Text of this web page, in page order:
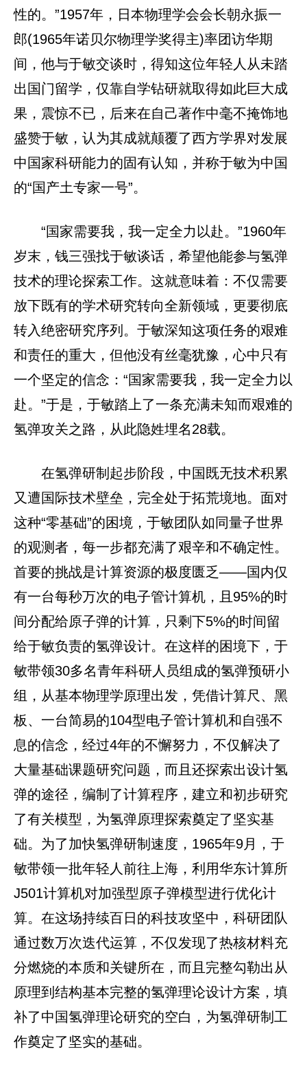
性的。”1957年，日本物理学会会长朝永振一
郎(1965年诺贝尔物理学奖得主)率团访华期
间，他与于敏交谈时，得知这位年轻人从未踏
出国门留学，仅靠自学钻研就取得如此巨大成
果，震惊不已，后来在自己著作中毫不掩饰地
盛赞于敏，认为其成就颠覆了西方学界对发展
中国家科研能力的固有认知，并称于敏为中国
的“国产土专家一号”。
“国家需要我，我一定全力以赴。”1960年
岁末，钱三强找于敏谈话，希望他能参与氢弹
技术的理论探索工作。这就意味着：不仅需要
放下既有的学术研究转向全新领域，更要彻底
转入绝密研究序列。于敏深知这项任务的艰难
和责任的重大，但他没有丝毫犹豫，心中只有
一个坚定的信念：“国家需要我，我一定全力以
赴。”于是，于敏踏上了一条充满未知而艰难的
氢弹攻关之路，从此隐姓埋名28载。
在氢弹研制起步阶段，中国既无技术积累
又遭国际技术壁垒，完全处于拓荒境地。面对
这种“零基础”的困境，于敏团队如同量子世界
的观测者，每一步都充满了艰辛和不确定性。
首要的挑战是计算资源的极度匮乏——国内仅
有一台每秒万次的电子管计算机，且95%的时
间分配给原子弹的计算，只剩下5%的时间留
给于敏负责的氢弹设计。在这样的困境下，于
敏带领30多名青年科研人员组成的氢弹预研小
组，从基本物理学原理出发，凭借计算尺、黑
板、一台简易的104型电子管计算机和自强不
息的信念，经过4年的不懈努力，不仅解决了
大量基础课题研究问题，而且还探索出设计氢
弹的途径，编制了计算程序，建立和初步研究
了有关模型，为氢弹原理探索奠定了坚实基
础。为了加快氢弹研制速度，1965年9月，于
敏带领一批年轻人前往上海，利用华东计算所
J501计算机对加强型原子弹模型进行优化计
算。在这场持续百日的科技攻坚中，科研团队
通过数万次迭代运算，不仅发现了热核材料充
分燃烧的本质和关键所在，而且完整勾勒出从
原理到结构基本完整的氢弹理论设计方案，填
补了中国氢弹理论研究的空白，为氢弹研制工
作奠定了坚实的基础。